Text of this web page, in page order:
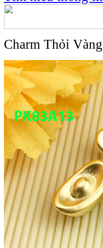
Charm Thỏi